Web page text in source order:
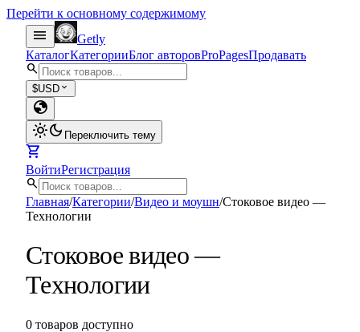
Перейти к основному содержимому
menu
Getly
КаталогКатегорииБлог авторовProPagesПродавать
search
$USD expand_more
globe
light_modedark_mode Переключить тему
shopping_cart
ВойтиРегистрация
search
Главная/Категории/Видео и моушн/Стоковое видео —
Технологии
Стоковое видео —
Технологии
0 товаров доступно